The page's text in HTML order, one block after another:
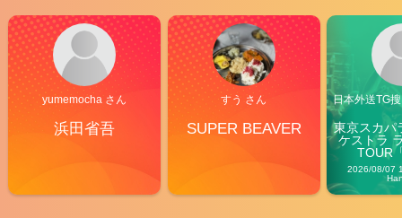
yumemocha さん
浜田省吾
すう さん
SUPER BEAVER
日本外送TG
東京スカパ
ケストラ
TOUR
2026/08/07